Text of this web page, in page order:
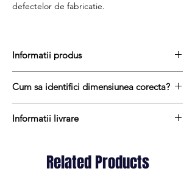
defectelor de fabricatie.
Informatii produs
un amestec de cauciuc natural si cauciuc
sintetic cu adaos de substante chimice anti-
abrazive pentru a reduce rata de uzura prin
In interiorul sinelor de cauciuc gasim un
miez format din cabluri de otel de
Cum sa identifici dimensiunea corecta?
cauciuc, urmati acesti trei pasi simpli:
masurati distanta dintre centrul dintelui
si centrul urmatorului dinte = a doua
Informatii livrare
cauciuc variaza intre 1 si 10 zile lucratoare.
Transportul este gratuit oriunde in Romania
Related Products